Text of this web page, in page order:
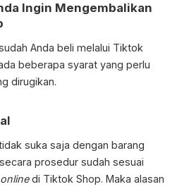
Ingin Mengembalikan
Anda beli melalui Tiktok
beberapa syarat yang perlu
dirugikan.
suka saja dengan barang
prosedur sudah sesuai
onlinedi Tiktok Shop. Maka alasan